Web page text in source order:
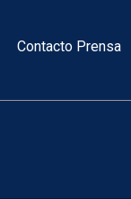
Contacto Prensa